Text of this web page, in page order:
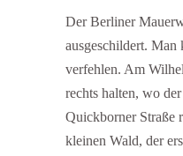
Der Berliner
ausgeschildert. Man
verfehlen. Am
rechts halten, wo
Quickborner Straße
kleinen Wald, der